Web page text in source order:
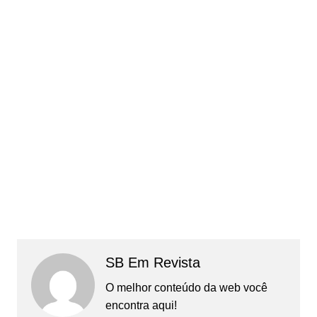
SB Em Revista
O melhor conteúdo da web você
encontra aqui!